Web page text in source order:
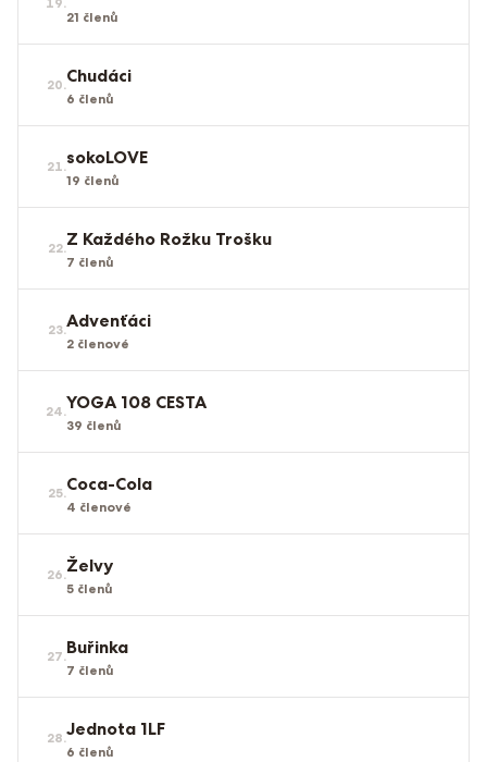
21 členů
20.Chudáci
6 členů
21.sokoLOVE
19 členů
22.Z Každého Rožku Trošku
7 členů
23.Advenťáci
2 členové
24.YOGA 108 CESTA
39 členů
25.Coca-Cola
4 členové
26.Želvy
5 členů
27.Buřinka
7 členů
28.Jednota 1LF
6 členů